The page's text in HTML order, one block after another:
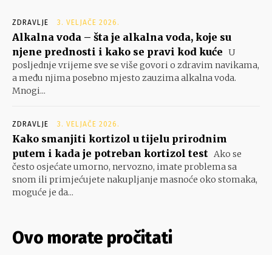
ZDRAVLJE 3. VELJAČE 2026.
Alkalna voda – šta je alkalna voda, koje su
njene prednosti i kako se pravi kod kuće U
posljednje vrijeme sve se više govori o zdravim navikama,
a među njima posebno mjesto zauzima alkalna voda.
Mnogi...
ZDRAVLJE 3. VELJAČE 2026.
Kako smanjiti kortizol u tijelu prirodnim
putem i kada je potreban kortizol test Ako se
često osjećate umorno, nervozno, imate problema sa
snom ili primjećujete nakupljanje masnoće oko stomaka,
moguće je da...
Ovo morate pročitati